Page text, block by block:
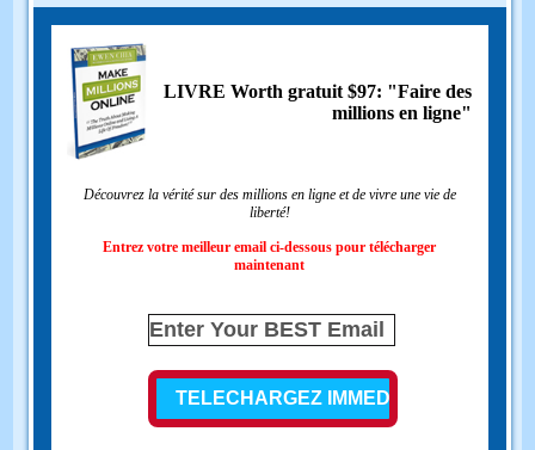
LIVRE Worth gratuit $97: "Faire des
millions en ligne"
Découvrez la vérité sur des millions en ligne et de vivre une vie de
liberté!
Entrez votre meilleur email ci-dessous pour télécharger
maintenant